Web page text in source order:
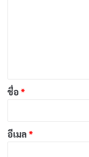
*
ชื่อ *
อีเมล *